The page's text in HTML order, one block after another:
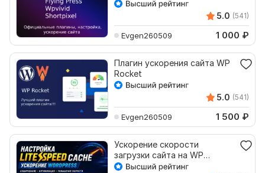
5.0 (541)
Evgen260509 1 000 ₽
Плагин ускорения сайта WP
Rocket
5.0 (541)
Evgen260509 1 500 ₽
Ускорение скорости
загрузки сайта на WP
плагином LiteSpeed Cache